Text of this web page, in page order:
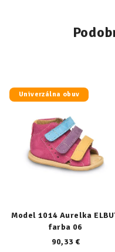
Univerzálna obuv
Model 1014 Aurelka
farba 06
90,33 €